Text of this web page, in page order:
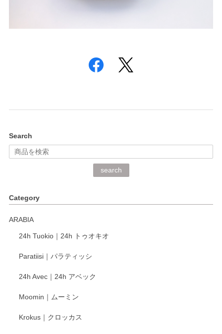
Search
search
Category
ARABIA
24h Tuokio｜24h トゥオキオ
Paratiisi｜パラティッシ
24h Avec｜24h アベック
Moomin｜ムーミン
Krokus｜クロッカス